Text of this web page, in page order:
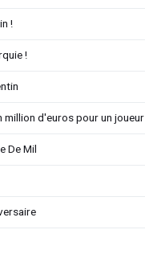
!
!
million d'euros pour un joueur
De Mil